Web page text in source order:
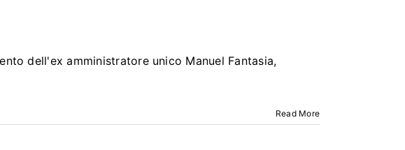
dell'ex amministratore unico Manuel Fantasia,
Read More